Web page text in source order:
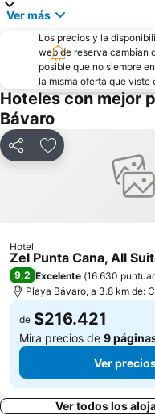
Ver más
Los precios y la
web de reserva cambian
posible que no siempre
la misma oferta que viste
Hoteles con mejor
Bávaro
CompartirAgregar a
Hotel
Zel Punta Cana, All
9,2 Excelente (16.630
Playa Bávaro, a 3.8 km de:
de $216.421
Mira precios de 9
Ver
Ver todos los